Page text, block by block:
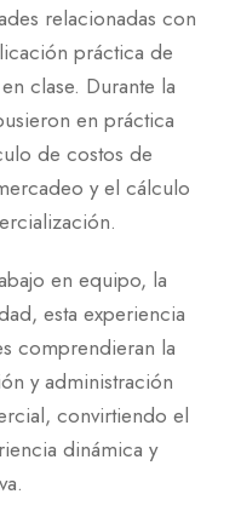
relacionadas con
práctica de
clase. Durante la
en práctica
de costos de
y el cálculo
en equipo, la
esta experiencia
comprendieran la
y administración
convirtiendo el
dinámica y